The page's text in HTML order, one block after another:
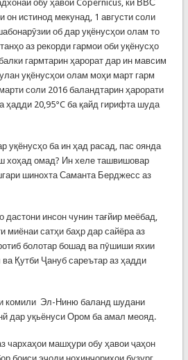
обу ҳавои Copernicus, ки ВВС
он истинод мекунад, 1 августи соли
об дар уқёнусҳои олам то
аз рекорди гармои оби уқёнусҳо
гармтарин ҳарорат дар ин мавсим
уқёнусҳои олам моҳи март гарм
соли 2016 баландтарин ҳарорати
ҳадди 20,95°C ба қайд гирифта шуда
уқёнусҳо ба ин ҳад расад, пас оянда
хоҳад омад? Ин хеле ташвишовар
шинохта Саманта Берджесс аз
дастони инсон чунин тағйир меёбад,
миёнаи сатҳи баҳр дар сайёра аз
болотар бошад ва пӯшиши яхии
Қутби Ҷануб сареътар аз ҳадди
комили Эл-Ниню баланд шудани
дар уқьёнуси Ором ба амал меояд.
чархаҳои машҳури обу ҳавои ҷаҳон